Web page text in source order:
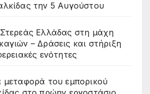
την 5 Αυγούστου
Ελλάδας στη μάχη
– Δράσεις και στήριξη
ενότητες
μεταφορά του εμπορικού